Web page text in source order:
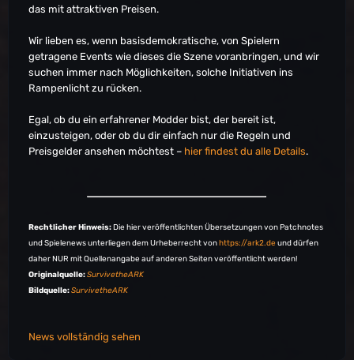
EU-PVP-Aberration2448
EU-PVP-Aberration2459
EU-PVP-Aberration2462
EU-PVP-Aberration2490
EU-PVP-Consoles-Aberration1168
EU-PVP-Consoles-Aberration1183
EU-PVP-Consoles-Extinction1192
EU-PVP-Consoles-Ragnarok1244
EU-PVP-Consoles-ScorchedEarth1120
EU-PVP-Consoles-ScorchedEarth1122
EU-PVP-Consoles-ScorchedEarth1127
EU-PVP-Consoles-TheIsland1084
EU-PVP-Consoles-Valguero1269
EU-PVP-Consoles-Valguero1272
EU-PVP-Extinction2523
das mit attraktiven Preisen.
Wir lieben es, wenn basisdemokratische, von Spielern
getragene Events wie dieses die Szene voranbringen, und wir
suchen immer nach Möglichkeiten, solche Initiativen ins
Rampenlicht zu rücken.
Egal, ob du ein erfahrener Modder bist, der bereit ist,
einzusteigen, oder ob du dir einfach nur die Regeln und
Preisgelder ansehen möchtest – hier findest du alle Details.
Rechtlicher Hinweis:Die hier veröffentlichten Übersetzungen von Patchnotes
und Spielenews unterliegen dem Urheberrecht vonhttps://ark2.de und dürfen
daher NUR mit Quellenangabe auf anderen Seiten veröffentlicht werden!
Originalquelle:SurvivetheARK
Bildquelle:SurvivetheARK
News vollständig sehen